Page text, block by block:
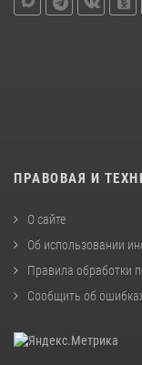
ПРАВОВАЯ И
О сайте
Об использовании
Правила обработки
Сообщить об